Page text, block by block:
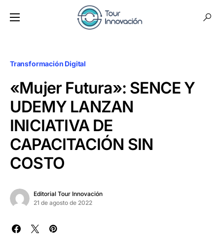
Transformación Digital
«Mujer Futura»: SENCE Y
UDEMY LANZAN
INICIATIVA DE
CAPACITACIÓN SIN
COSTO
Editorial Tour Innovación
21 de agosto de 2022